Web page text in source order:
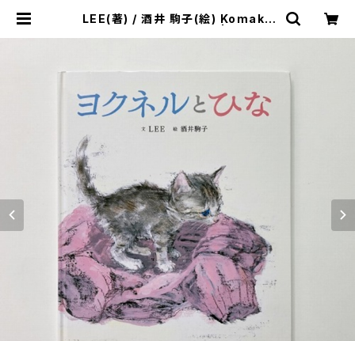
LEE(著) / 酒井 駒子(絵) Komako